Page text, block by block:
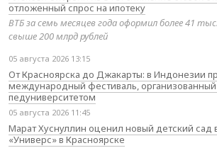
отложенный спрос на ипотеку
ВТБ за семь месяцев года оформил более 41
свыше 200 млрд рублей
05 августа 2026 13:15
От Красноярска до Джакарты: в Индонезии
международный фестиваль,
педуниверситетом
05 августа 2026 11:45
Марат Хуснуллин оценил новый детский
«Универс» в Красноярске